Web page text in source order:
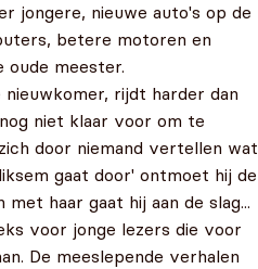
jongere, nieuwe auto's op de
betere motoren en
oude meester.
rijdt harder dan
niet klaar voor om te
door niemand vertellen wat
gaat door' ontmoet hij de
haar gaat hij aan de slag...
voor jonge lezers die voor
De meeslepende verhalen